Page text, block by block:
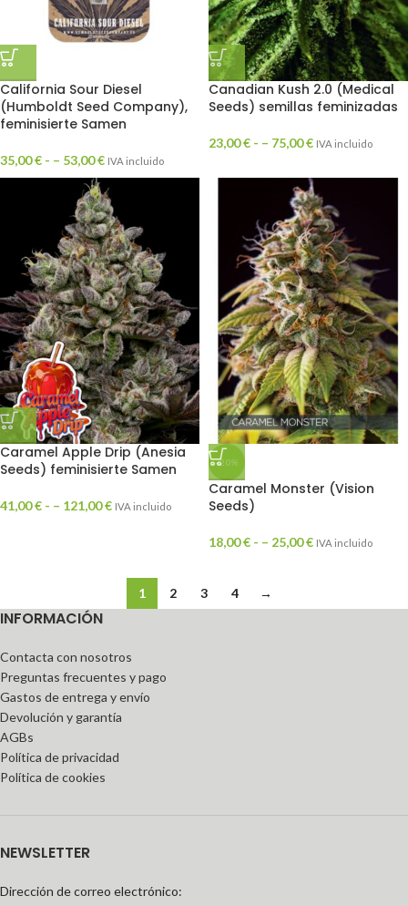
California Sour Diesel
(Humboldt Seed Company),
feminisierte Samen
35,00€ - – 53,00€ IVA incluido
Canadian Kush 2.0 (Medical
Seeds) semillas feminizadas
23,00€ - – 75,00€ IVA incluido
Caramel Apple Drip (Anesia
Seeds) feminisierte Samen
41,00€ - – 121,00€ IVA incluido
-20%
Caramel Monster (Vision
Seeds)
18,00€ - – 25,00€ IVA incluido
1 2 3 4 →
INFORMACIÓN
Contacta con nosotros
Preguntas frecuentes y pago
Gastos de entrega y envío
Devolución y garantía
AGBs
Política de privacidad
Política de cookies
NEWSLETTER
Dirección de correo electrónico: